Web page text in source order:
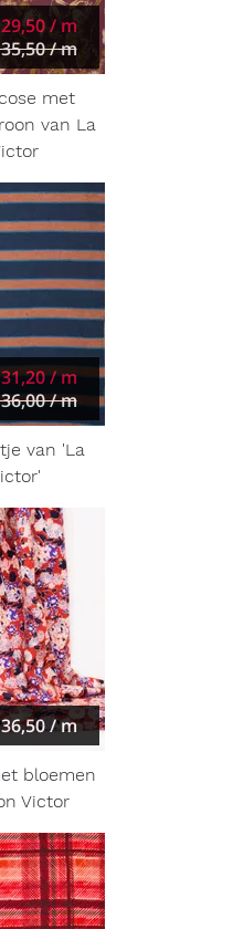
/ m
/ m
met
van La
/ m
/ m
van 'La
/ m
bloemen
Victor